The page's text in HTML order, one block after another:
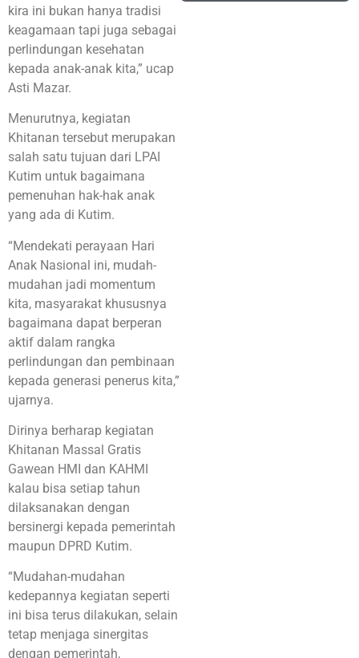
kira ini bukan hanya tradisi
keagamaan tapi juga sebagai
perlindungan kesehatan
kepada anak-anak kita,” ucap
Asti Mazar.
Menurutnya, kegiatan
Khitanan tersebut merupakan
salah satu tujuan dari LPAI
Kutim untuk bagaimana
pemenuhan hak-hak anak
yang ada di Kutim.
“Mendekati perayaan Hari
Anak Nasional ini, mudah-
mudahan jadi momentum
kita, masyarakat khususnya
bagaimana dapat berperan
aktif dalam rangka
perlindungan dan pembinaan
kepada generasi penerus kita,”
ujarnya.
Dirinya berharap kegiatan
Khitanan Massal Gratis
Gawean HMI dan KAHMI
kalau bisa setiap tahun
dilaksanakan dengan
bersinergi kepada pemerintah
maupun DPRD Kutim.
“Mudahan-mudahan
kedepannya kegiatan seperti
ini bisa terus dilakukan, selain
tetap menjaga sinergitas
dengan pemerintah,